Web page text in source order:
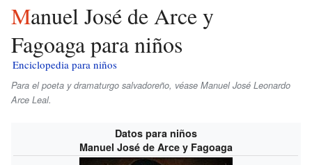
Manuel José de Arce y
Fagoaga para niños
Enciclopedia para niños
Para el poeta y dramaturgo salvadoreño, véase Manuel José Leonardo
Arce Leal.
Datos para niños
Manuel José de Arce y Fagoaga